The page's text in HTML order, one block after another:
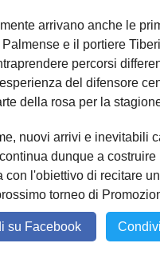
arrivano anche le
e il portiere
percorsi
del difensore
della rosa per la
nuovi arrivi e inevitabili
dunque a costruire
con l'obiettivo di recitare
torneo di
su Facebook